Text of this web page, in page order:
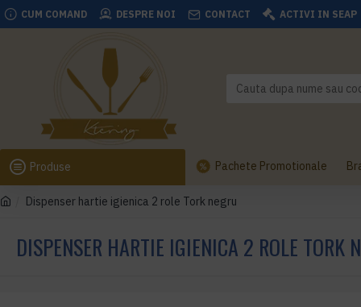
CUM COMAND DESPRE NOI CONTACT ACTIVI IN SEAP
Produse Pachete Promotionale
Dispenser hartie igienica 2 role Tork negru
DISPENSER HARTIE IGIENICA 2 ROLE TORK